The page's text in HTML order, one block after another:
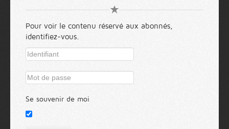
Pour voir le contenu réservé aux abonnés,
identifiez-vous.
Se souvenir de moi